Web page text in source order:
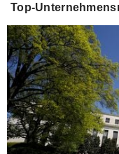
Top-